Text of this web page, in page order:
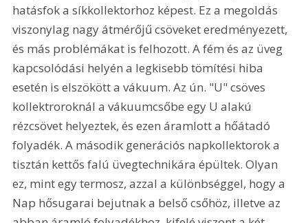
hatásfok a síkkollektorhoz képest. Ez a megoldás
viszonylag nagy átmérőjű csöveket eredményezett,
és más problémákat is felhozott. A fém és az üveg
kapcsolódási helyén a legkisebb tömítési hiba
esetén is elszökött a vákuum. Az ún. "U" csöves
kollektroroknál a vákuumcsőbe egy U alakú
rézcsövet helyeztek, és ezen áramlott a hőátadó
folyadék. A második generációs napkollektorok a
tisztán kettős falú üvegtechnikára épültek. Olyan
ez, mint egy termosz, azzal a különbséggel, hogy a
Nap hősugarai bejutnak a belső csőhöz, illetve az